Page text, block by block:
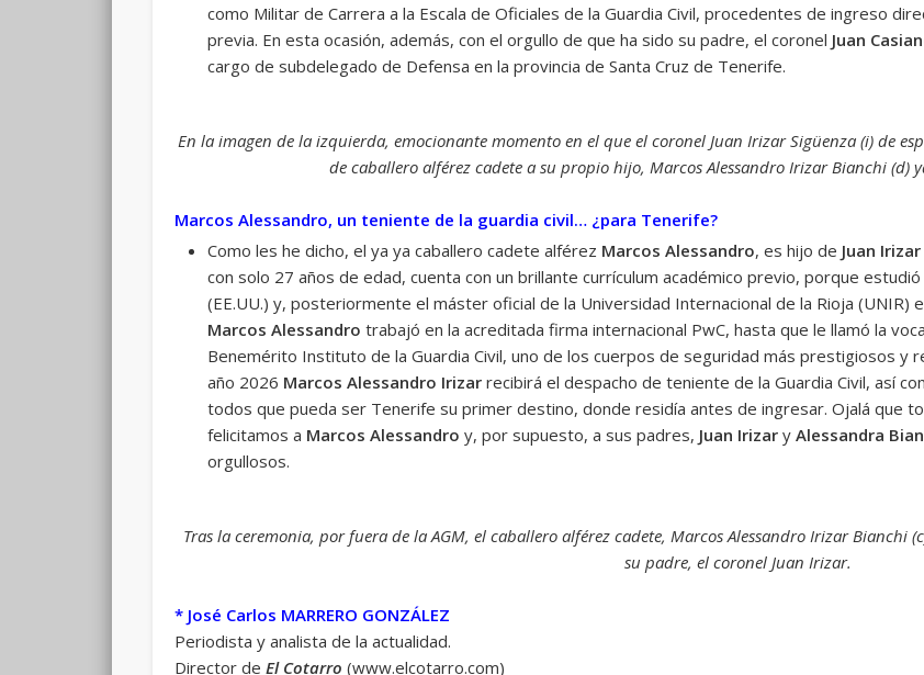
como Militar de Carrera a la Escala de Oficiales de la Guardia Civil, procedentes de ingreso
previa. En esta ocasión, además, con el orgullo de que ha sido su padre, el coronel Juan
cargo de subdelegado de Defensa en la provincia de Santa Cruz de Tenerife.
En la imagen de la izquierda, emocionante momento en el que el coronel Juan Irizar Sigüenza (i) de
de caballero alférez cadete a su propio hijo, Marcos Alessandro Irizar Bianchi (d)
Marcos Alessandro, un teniente de la guardia civil… ¿para Tenerife?
Como les he dicho, el ya ya caballero cadete alférez Marcos Alessandro, es hijo de Juan
con solo 27 años de edad, cuenta con un brillante currículum académico previo, porque
(EE.UU.) y, posteriormente el máster oficial de la Universidad Internacional de la Rioja (UNIR)
Marcos Alessandro trabajó en la acreditada firma internacional PwC, hasta que le llamó la
Benemérito Instituto de la Guardia Civil, uno de los cuerpos de seguridad más prestigiosos y
año 2026 Marcos Alessandro Irizarrecibirá el despacho de teniente de la Guardia Civil, así
todos que pueda ser Tenerife su primer destino, donde residía antes de ingresar. Ojalá que
felicitamos a Marcos Alessandro y, por supuesto, a sus padres, Juan Irizary Alessandra
orgullosos.
Tras la ceremonia, por fuera de la AGM, el caballero alférez cadete, Marcos Alessandro Irizar Bianchi
su padre, el coronel Juan Irizar.
* José Carlos MARRERO GONZÁLEZ
Periodista y analista de la actualidad.
Director de El Cotarro (www.elcotarro.com)